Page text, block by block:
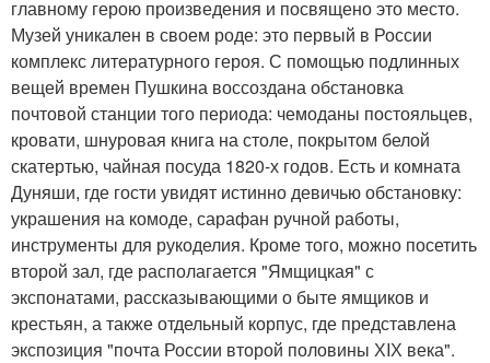
главному герою произведения и посвящено это место.
Музей уникален в своем роде: это первый в России
комплекс литературного героя. С помощью подлинных
вещей времен Пушкина воссоздана обстановка
почтовой станции того периода: чемоданы постояльцев,
кровати, шнуровая книга на столе, покрытом белой
скатертью, чайная посуда 1820-х годов. Есть и комната
Дуняши, где гости увидят истинно девичью обстановку:
украшения на комоде, сарафан ручной работы,
инструменты для рукоделия. Кроме того, можно посетить
второй зал, где располагается "Ямщицкая" с
экспонатами, рассказывающими о быте ямщиков и
крестьян, а также отдельный корпус, где представлена
экспозиция "почта России второй половины ХIХ века".